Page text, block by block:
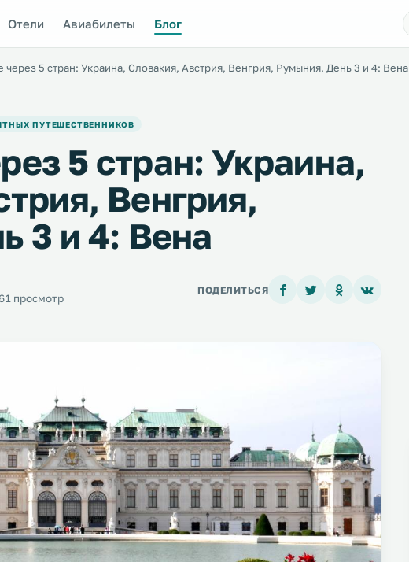
Отели Авиабилеты Блог
5 стран: Украина, Словакия, Австрия, Венгрия, Румыния. День 3 и 4: Вена
ПУТЕШЕСТВЕННИКОВ
5 стран: Украина,
Венгрия,
3 и 4: Вена
просмотр
ПОДЕЛИТЬСЯ